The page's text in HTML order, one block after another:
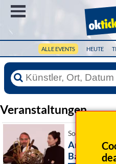
ALLE EVENTS HEUTE
Veranstaltungen
So 09. August
Andreas
Barbara